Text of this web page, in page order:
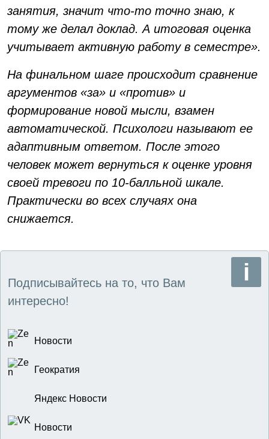
занятия, значит что-то точно знаю, к
тому же делал доклад. А итоговая оценка
учитывает активную работу в семестре».
На финальном шаге происходит сравнение
аргументов «за» и «против» и
формирование новой мысли, взамен
автоматической. Психологи называют ее
адаптивным ответом. После этого
человек может вернуться к оценке уровня
своей тревоги по 10-балльной шкале.
Практически во всех случаях она
снижается.
Подписывайтесь на то, что Вам
интересно!
Новости
Геократия
Яндекс Новости
Новости